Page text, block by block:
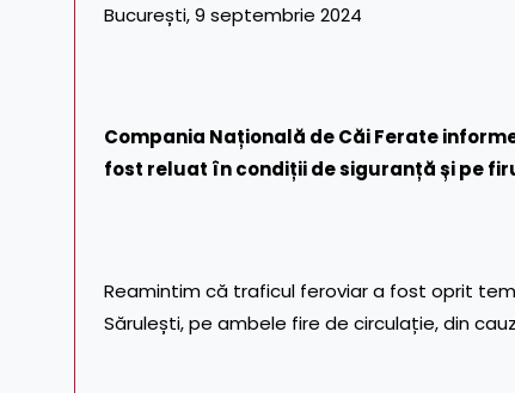
București, 9 septembrie 2024
Compania Națională de Căi Ferate
fost reluat în condiții de siguranță și pe
Reamintim că traficul feroviar a fost oprit
Sărulești, pe ambele fire de circulație, din